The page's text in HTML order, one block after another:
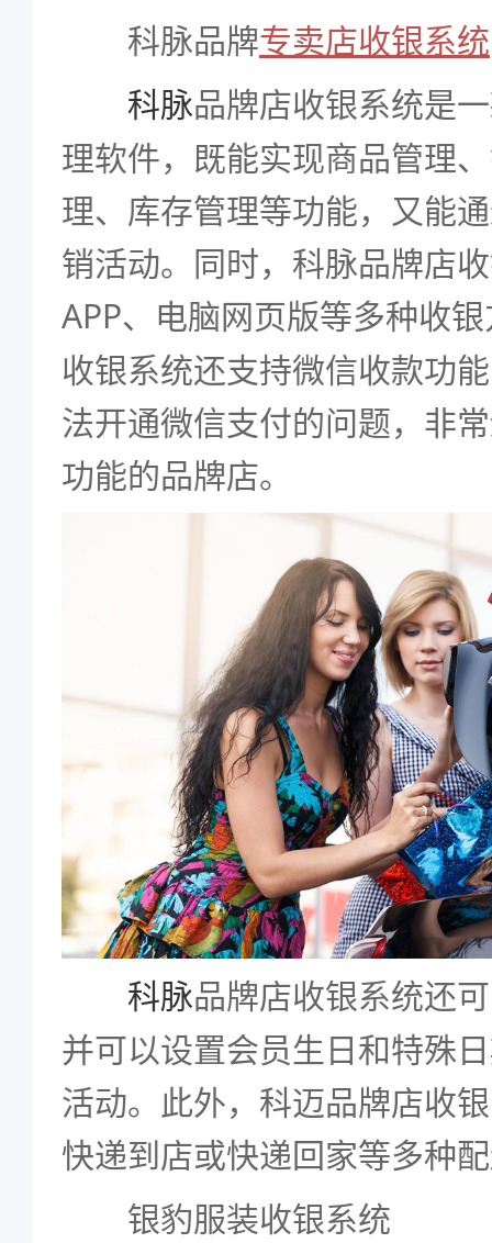
科脉品牌专卖店收银系统
科脉品牌店收银系统是
理软件，既能实现商品管理
理、库存管理等功能，又能
销活动。同时，科脉品牌店
APP、电脑网页版等多种收
收银系统还支持微信收款功
法开通微信支付的问题，非
功能的品牌店。
科脉品牌店收银系统还
并可以设置会员生日和特殊
活动。此外，科迈品牌店收
快递到店或快递回家等多种
银豹服装收银系统